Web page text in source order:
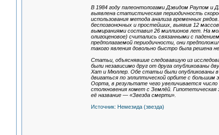
В 1984 году палеонтологами Дэвидом Раупом и
выявлена статистическая периодичность
использования метода анализа временных
беспозвоночных и простейших, выявив 12
вымираниями составил 26 миллионов лет. На
олигоценовое) считались связанными с
предполагаемой периодичности, они
такого явления довольно быстро была решена
Статьи, объяснявшие следовавшую из
были независимо друг от друга опубликованы
Хат и Мюллер. Обе статьи были опубликованы
двигаться по эллиптической орбите с
Оорта, в результате чего увеличивается
столкновения комет с Землёй. Гипотетическая
её название — «Звезда смерти».
Источник: Немезида (звезда)